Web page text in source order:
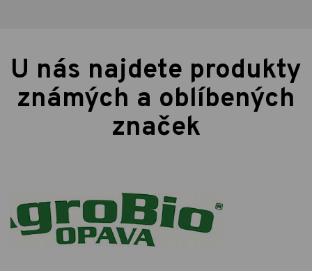
U nás najdete produkty
známých a oblíbených
značek